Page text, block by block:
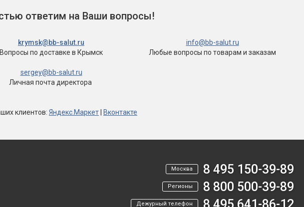
ответим на Ваши вопросы!
krymsk@bb-salut.ru
Вопросы по доставке в Крымск
info@bb-salut.ru
Любые вопросы по товарам и заказам
sergey@bb-salut.ru
Личная почта директора
клиентов: Яндекс.Маркет Вконтакте
Москва 8 495 150-39-89
Регионы 8 800 500-39-89
Дежурный телефон